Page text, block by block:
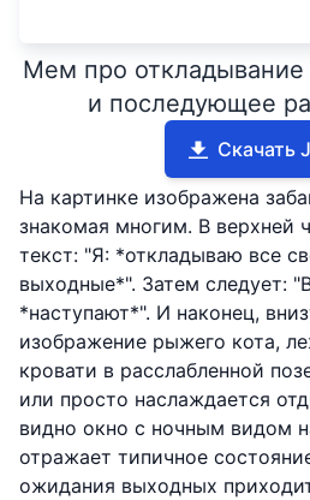
Мем про
и последующее
Скачать
На картинке изображена
знакомая многим. В верхней
текст: "Я: *откладываю все
выходные*". Затем следует:
*наступают*". И наконец,
изображение рыжего кота,
кровати в расслабленной
или просто наслаждается
видно окно с ночным видом
отражает типичное
ожидания выходных